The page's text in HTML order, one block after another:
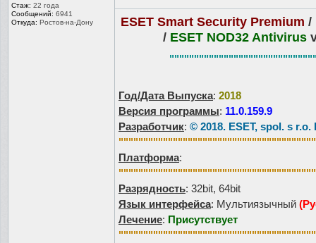
Стаж: 22 года
Сообщений: 6941
Откуда: Ростов-на-Дону ESET Smart Security Premium /
/ ESET NOD32 Antivirus
Год/Дата Выпуска: 2018
Версия программы: 11.0.159.9
Разработчик: © 2018. ESET, spol. s
Платформа:
Разрядность: 32bit, 64bit
Язык интерфейса: Мультиязычный
Лечение: Присутствует